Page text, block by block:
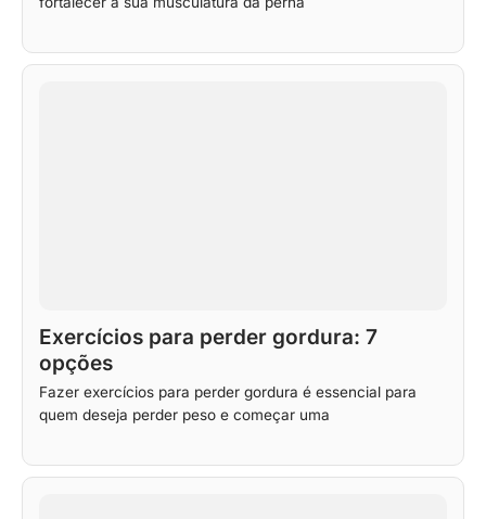
Exercícios para perder gordura: 7
opções
Fazer exercícios para perder gordura é essencial para
quem deseja perder peso e começar uma